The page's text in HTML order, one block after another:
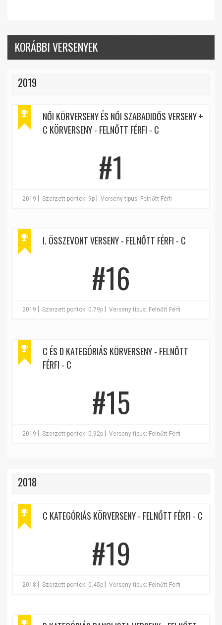
KORÁBBI VERSENYEK
2019
NŐI KÖRVERSENY ÉS NŐI SZABADIDŐS VERSENY +
C KÖRVERSENY - FELNŐTT FÉRFI - C
#1
2019 Szerzett pontok: 9p Verseny típus: Felnőtt Férfi
I. ÖSSZEVONT VERSENY - FELNŐTT FÉRFI - C
#16
2019 Szerzett pontok: 0.79p Verseny típus: Felnőtt Férfi
C ÉS D KATEGÓRIÁS KÖRVERSENY - FELNŐTT
FÉRFI - C
#15
2019 Szerzett pontok: 0.92p Verseny típus: Felnőtt Férfi
2018
C KATEGÓRIÁS KÖRVERSENY - FELNŐTT FÉRFI - C
#19
2018 Szerzett pontok: 0.45p Verseny típus: Felnőtt Férfi